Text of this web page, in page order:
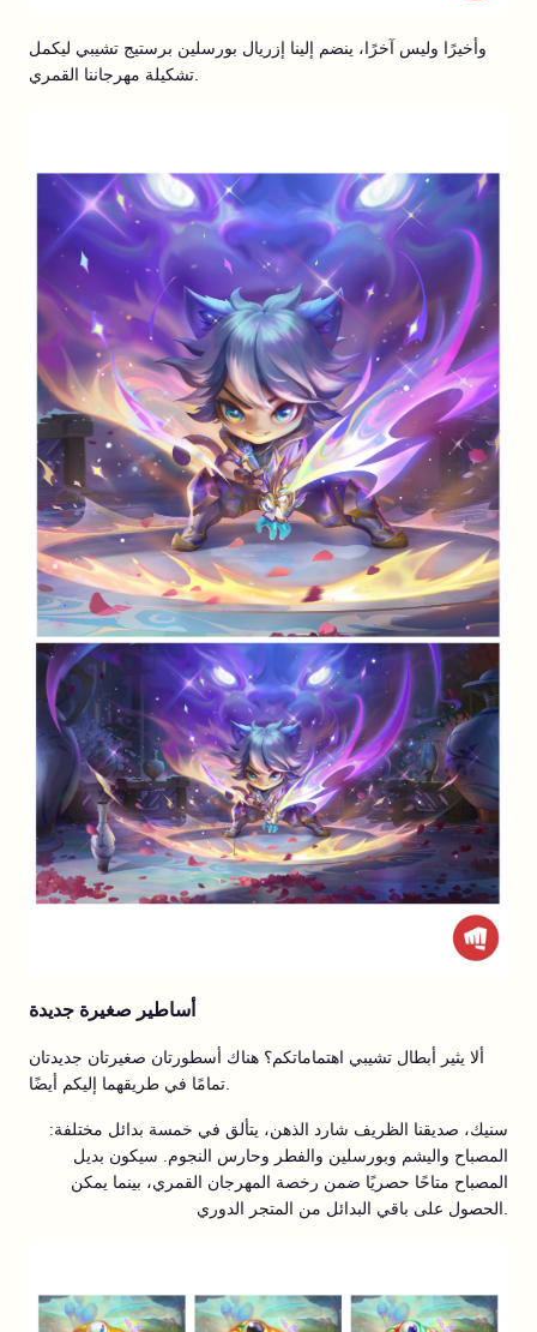
وأخيرًا وليس آخرًا، ينضم إلينا إزريال بورسلين برستيج تشيبي ليكمل
تشكيلة مهرجاننا القمري.
أساطير صغيرة جديدة
ألا يثير أبطال تشيبي اهتماماتكم؟ هناك أسطورتان صغيرتان جديدتان
سنيك، صديقنا الظريف شارد الذهن، يتألق في خمسة بدائل مختلفة:
المصباح واليشم وبورسلين والفطر وحارس النجوم. سيكون بديل
المصباح متاحًا حصريًا ضمن رخصة المهرجان القمري، بينما يمكن